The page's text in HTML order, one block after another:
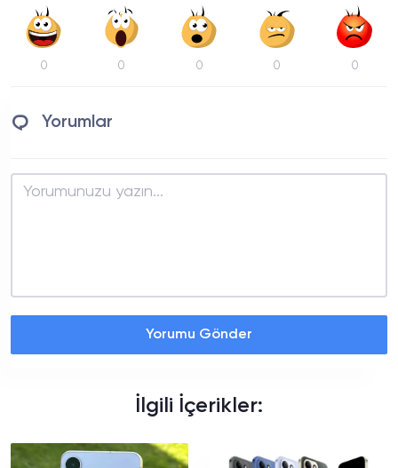
0 0 0 0 0
Yorumlar
Yorumu Gönder
İlgili İçerikler: